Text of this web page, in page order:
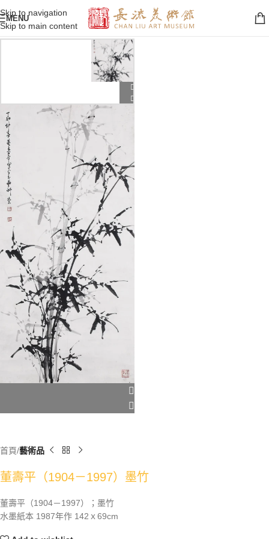
Skip to navigation
Skip to main content
MENU
首頁 藝術品
董壽平（1904－1997）墨竹
董壽平（1904－1997）；墨竹
水墨紙本 1987年作 142ｘ69cm